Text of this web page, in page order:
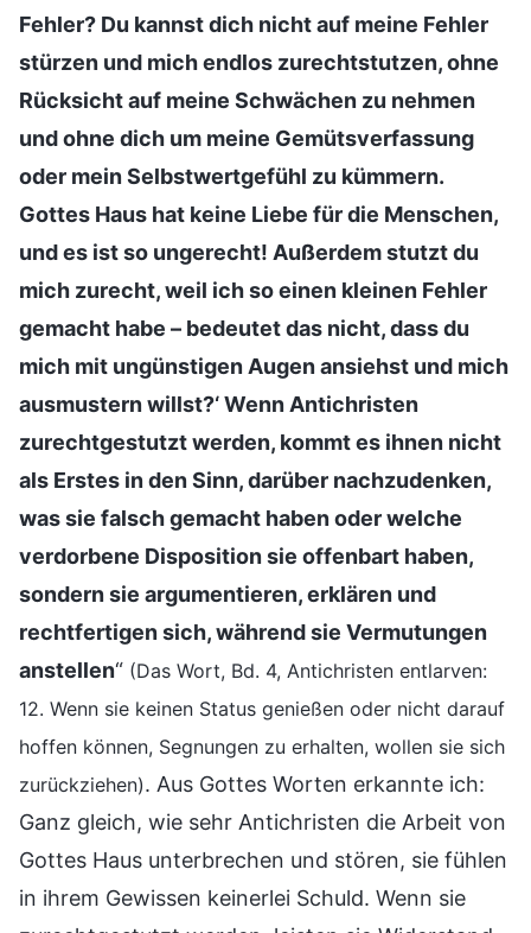
Fehler? Du kannst dich nicht auf meine Fehler
stürzen und mich endlos zurechtstutzen, ohne
Rücksicht auf meine Schwächen zu nehmen
und ohne dich um meine Gemütsverfassung
oder mein Selbstwertgefühl zu kümmern.
Gottes Haus hat keine Liebe für die Menschen,
und es ist so ungerecht! Außerdem stutzt du
mich zurecht, weil ich so einen kleinen Fehler
gemacht habe – bedeutet das nicht, dass du
mich mit ungünstigen Augen ansiehst und mich
ausmustern willst?‘ Wenn Antichristen
zurechtgestutzt werden, kommt es ihnen nicht
als Erstes in den Sinn, darüber nachzudenken,
was sie falsch gemacht haben oder welche
verdorbene Disposition sie offenbart haben,
sondern sie argumentieren, erklären und
rechtfertigen sich, während sie Vermutungen
anstellen“ (Das Wort, Bd. 4, Antichristen entlarven:
12. Wenn sie keinen Status genießen oder nicht darauf
hoffen können, Segnungen zu erhalten, wollen sie sich
zurückziehen). Aus Gottes Worten erkannte ich:
Ganz gleich, wie sehr Antichristen die Arbeit von
Gottes Haus unterbrechen und stören, sie fühlen
in ihrem Gewissen keinerlei Schuld. Wenn sie